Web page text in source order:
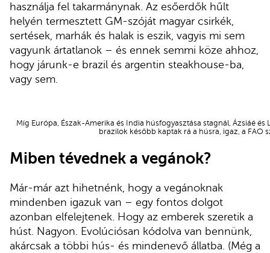
használja fel takarmánynak. Az esőerdők hűlt
helyén termesztett GM-szóját magyar csirkék,
sertések, marhák és halak is eszik, vagyis mi sem
vagyunk ártatlanok – és ennek semmi köze ahhoz,
hogy járunk-e brazil és argentin steakhouse-ba,
vagy sem.
Míg Európa, Észak-Amerika és India húsfogyasztása stagnál, Ázsiáé
brazilok később kaptak rá a húsra, igaz, a FAO
Miben tévednek a vegánok?
Már-már azt hihetnénk, hogy a vegánoknak
mindenben igazuk van – egy fontos dolgot
azonban elfelejtenek. Hogy az emberek szeretik a
húst. Nagyon. Evolúciósan kódolva van bennünk,
akárcsak a többi hús- és mindenevő állatba. (Még a